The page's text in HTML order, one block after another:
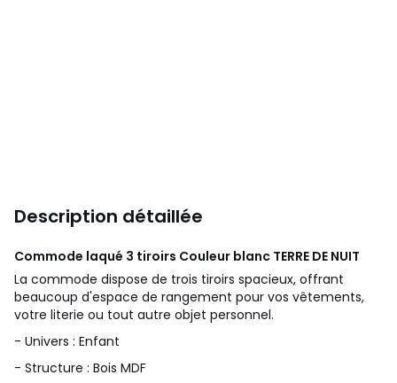
Description détaillée
Commode laqué 3 tiroirs Couleur blanc TERRE DE NUIT
La commode dispose de trois tiroirs spacieux, offrant
beaucoup d'espace de rangement pour vos vêtements,
votre literie ou tout autre objet personnel.
- Univers : Enfant
- Structure : Bois MDF